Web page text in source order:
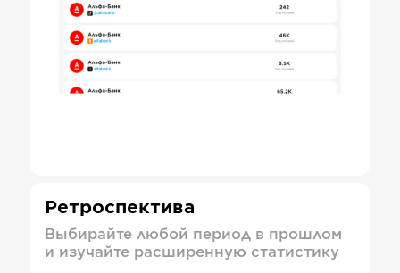
Ретроспектива
Выбирайте любой период в прошлом
и изучайте расширенную статистику